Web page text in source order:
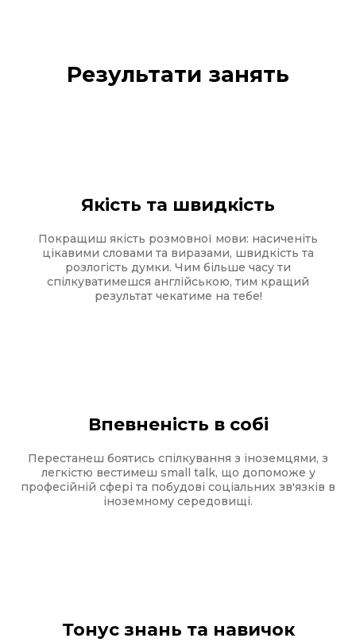
Результати занять
Якість та швидкість
Покращиш якість розмовної мови: насиченіть
цікавими словами та виразами, швидкість та
розлогість думки. Чим більше часу ти
спілкуватимешся англійською, тим кращий
результат чекатиме на тебе!
Впевненість в собі
Перестанеш боятись спілкування з іноземцями, з
легкістю вестимеш small talk, що допоможе у
професійній сфері та побудові соціальних зв'язків в
іноземному середовищі.
Тонус знань та навичок